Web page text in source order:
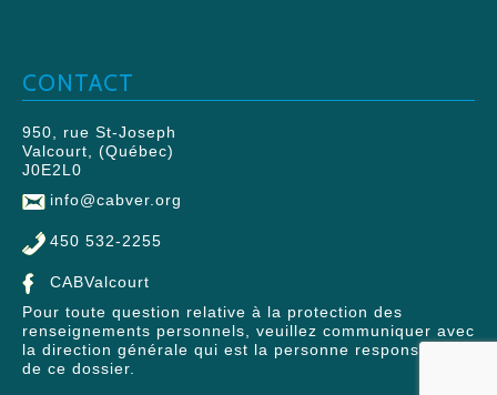
CONTACT
950, rue St-Joseph
Valcourt, (Québec)
J0E2L0
info@cabver.org
450 532-2255
CABValcourt
Pour toute question relative à la protection des
renseignements personnels, veuillez communiquer avec
la direction générale qui est la personne responsable
de ce dossier.